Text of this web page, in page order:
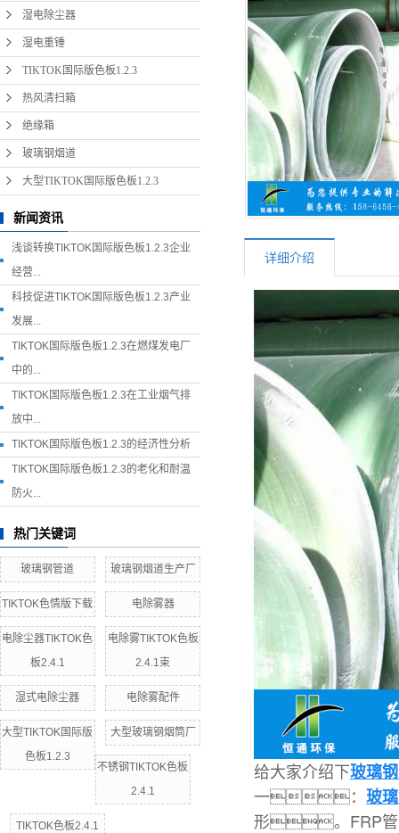
湿电除尘器
湿电重锤
TIKTOK国际版色板1.2.3
热风清扫箱
绝缘箱
玻璃钢烟道
大型TIKTOK国际版色板1.2.3
新闻资讯
浅谈转换TIKTOK国际版色板1.2.3企业
经营...
科技促进TIKTOK国际版色板1.2.3产业
发展...
TIKTOK国际版色板1.2.3在燃煤发电厂
中的...
TIKTOK国际版色板1.2.3在工业烟气排
放中...
TIKTOK国际版色板1.2.3的经济性分析
TIKTOK国际版色板1.2.3的老化和耐温
防火...
热门关键词
玻璃钢管道 玻璃钢烟道生产厂
TIKTOK色情版下载 电除雾器
电除尘器TIKTOK色
板2.4.1
电除雾TIKTOK色板
2.4.1束
湿式电除尘器 电除雾配件
大型TIKTOK国际版
色板1.2.3
大型玻璃钢烟筒厂
不锈钢TIKTOK色板
2.4.1
TIKTOK色板2.4.1
详细介绍
给大家介绍下玻璃
一： 玻
形。FRP管道